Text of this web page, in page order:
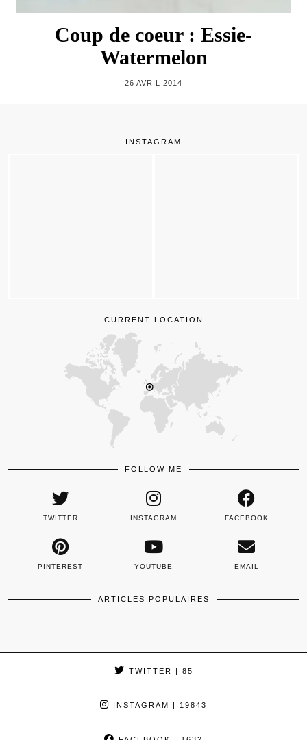
Coup de coeur : Essie-
Watermelon
26 AVRIL 2014
INSTAGRAM
CURRENT LOCATION
FOLLOW ME
TWITTER INSTAGRAM FACEBOOK
PINTEREST YOUTUBE EMAIL
ARTICLES POPULAIRES
TWITTER | 85
INSTAGRAM | 19843